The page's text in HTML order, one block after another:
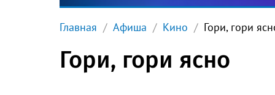
Главная Афиша Кино Гори, гори
Гори, гори ясно